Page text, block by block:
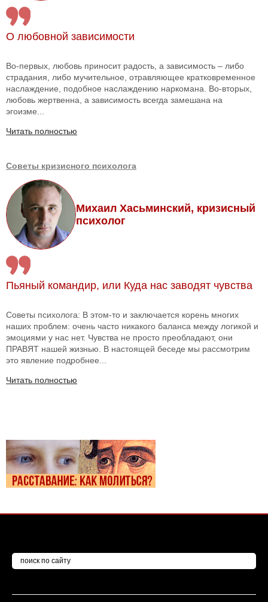
О любовной зависимости
Во-первых, любовь приносит радость, а зависимость – либо
страдания, либо мучительное, отравляющее кратковременное
наслаждение, подобное наслаждению наркомана. Во-вторых,
любовь жертвенна, а зависимость всегда замешана на
эгоизме...
Читать полностью
Советы кризисного психолога
Михаил Хасьминский, кризисный
психолог
Пьяный командир, или Куда нас заводят чувства
Советы психолога: В этом-то и заключается корень многих
наших проблем: очень часто никакого баланса между логикой и
эмоциями у нас нет. Чувства не просто преобладают, они
ПРАВЯТ нашей жизнью. В настоящей беседе мы рассмотрим
это явление подробнее...
Читать полностью